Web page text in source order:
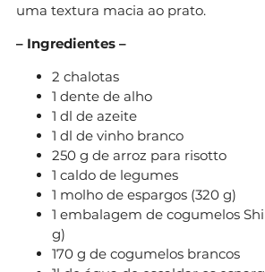
uma textura macia ao prato.
– Ingredientes –
2 chalotas
1 dente de alho
1 dl de azeite
1 dl de vinho branco
250 g de arroz para risotto
1 caldo de legumes
1 molho de espargos (320 g)
1 embalagem de cogumelos
g)
170 g de cogumelos brancos